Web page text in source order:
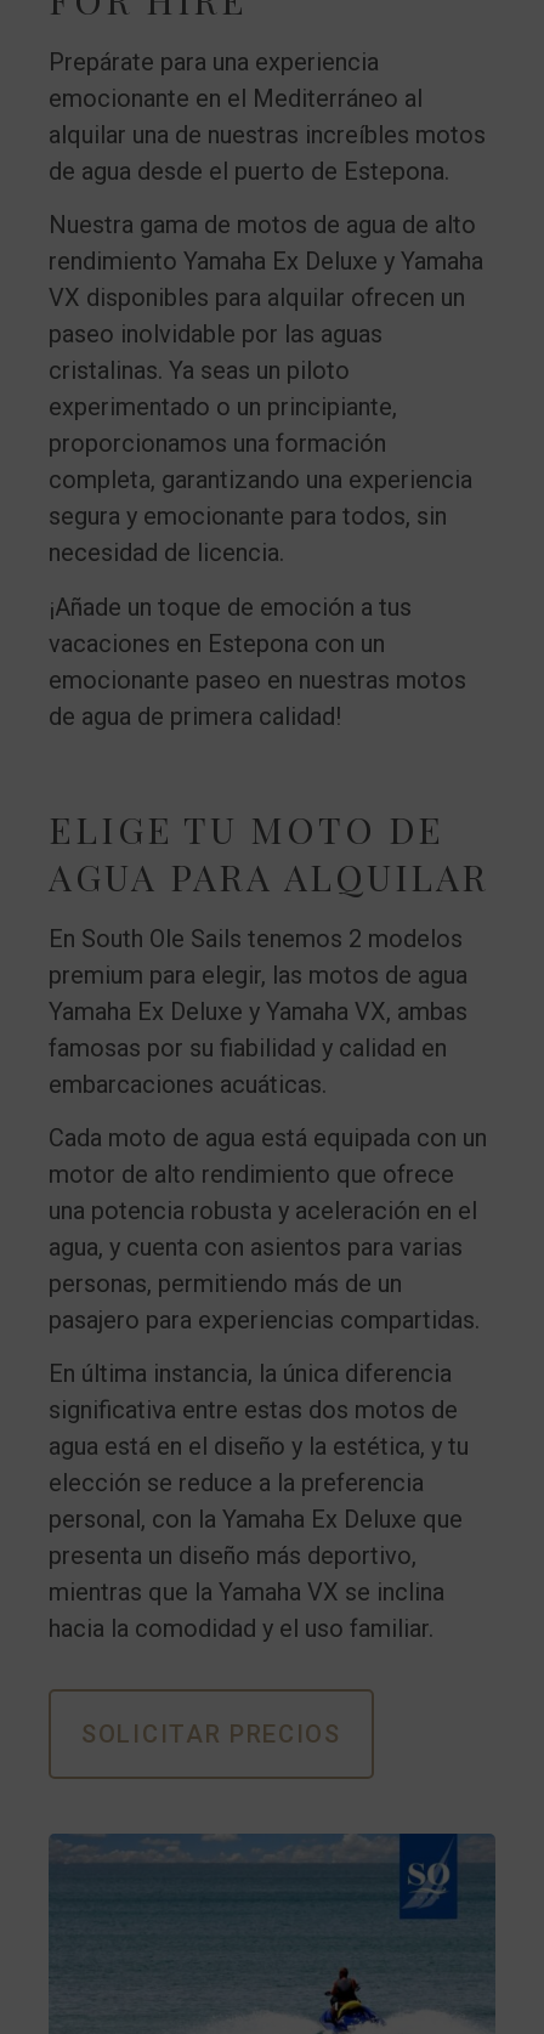
Prepárate para una experiencia
emocionante en el Mediterráneo al
alquilar una de nuestras increíbles motos
de agua desde el puerto de Estepona.
Nuestra gama de motos de agua de alto
rendimiento Yamaha Ex Deluxe y Yamaha
VX disponibles para alquilar ofrecen un
paseo inolvidable por las aguas
cristalinas. Ya seas un piloto
experimentado o un principiante,
proporcionamos una formación
completa, garantizando una experiencia
segura y emocionante para todos, sin
necesidad de licencia.
¡Añade un toque de emoción a tus
vacaciones en Estepona con un
emocionante paseo en nuestras motos
de agua de primera calidad!
ELIGE TU MOTO DE
AGUA PARA ALQUILAR
En South Ole Sails tenemos 2 modelos
premium para elegir, las motos de agua
Yamaha Ex Deluxe y Yamaha VX, ambas
famosas por su fiabilidad y calidad en
embarcaciones acuáticas.
Cada moto de agua está equipada con un
motor de alto rendimiento que ofrece
una potencia robusta y aceleración en el
agua, y cuenta con asientos para varias
personas, permitiendo más de un
pasajero para experiencias compartidas.
En última instancia, la única diferencia
significativa entre estas dos motos de
agua está en el diseño y la estética, y tu
elección se reduce a la preferencia
personal, con la Yamaha Ex Deluxe que
presenta un diseño más deportivo,
mientras que la Yamaha VX se inclina
hacia la comodidad y el uso familiar.
SOLICITAR PRECIOS